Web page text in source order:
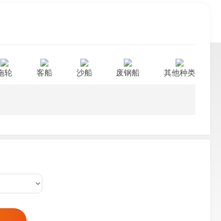
轮 客船 沙船 废钢船 其他种类